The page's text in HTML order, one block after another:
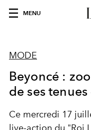
MENU
MODE
Beyoncé :
de ses
Ce mercredi 17